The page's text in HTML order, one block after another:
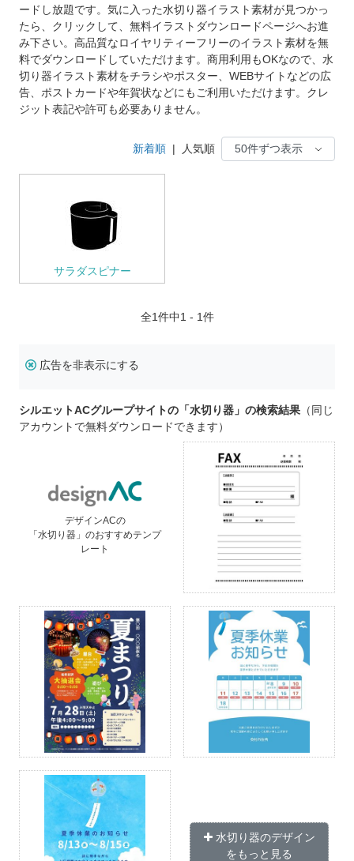
ードし放題です。気に入った水切り器イラスト素材が見つかっ
たら、クリックして、無料イラストダウンロードページへお進
み下さい。高品質なロイヤリティーフリーのイラスト素材を無
料でダウンロードしていただけます。商用利用もOKなので、水
切り器イラスト素材をチラシやポスター、WEBサイトなどの広
告、ポストカードや年賀状などにもご利用いただけます。クレ
ジット表記や許可も必要ありません。
新着順 | 人気順
サラダスピナー
全1件中1 - 1件
広告を非表示にする
シルエットACグループサイトの「水切り器」の検索結果 （同じ
アカウントで無料ダウンロードできます）
デザインACの
「水切り器」のおすすめテンプ
レート
水切り器のデザイン
をもっと見る